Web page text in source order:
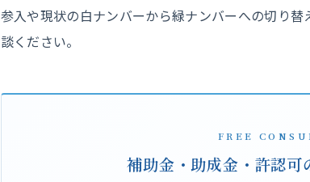
参入や現状の白ナンバーから緑ナンバーへの切り
談ください。
FREE
補助金・助成金・許認可